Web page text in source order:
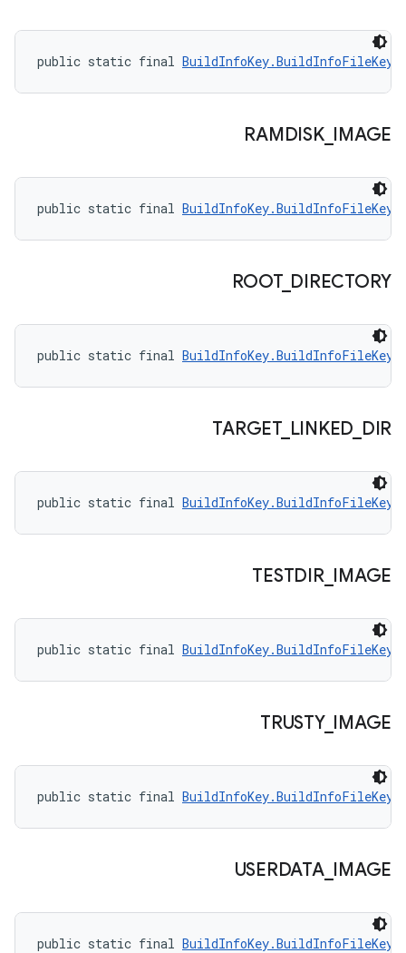
public static final BuildInfoKey.BuildInfoFileKey
RAMDISK_ IMAGE
public static final BuildInfoKey.BuildInfoFileKey
ROOT_ DIRECTORY
public static final BuildInfoKey.BuildInfoFileKey
TARGET_ LINKED DIR
public static final BuildInfoKey.BuildInfoFileKey
TESTDIR_ IMAGE
public static final BuildInfoKey.BuildInfoFileKey
TRUSTY_ IMAGE
public static final BuildInfoKey.BuildInfoFileKey
USERDATA_ IMAGE
public static final BuildInfoKey.BuildInfoFileKey